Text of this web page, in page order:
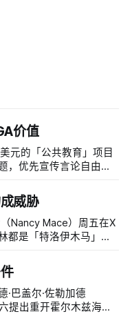
价值
元的「公共教育」项目
，优先宣传言论自由、
Lisa Smart）指责特朗
；威胁
Nancy Mace）周五在X
都是「特洛伊木马」，
得约440万次浏览、6.2
巴盖尔·佐勒加德
提出重开霍尔木兹海峡